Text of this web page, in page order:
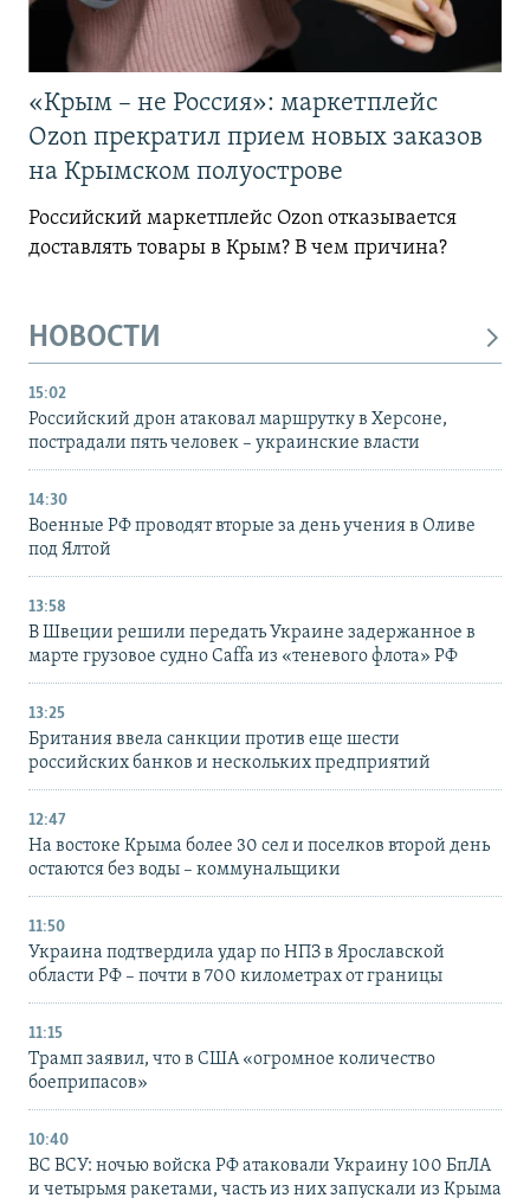
«Крым – не Россия»: маркетплейс
Ozon прекратил прием новых заказов
на Крымском полуострове
Российский маркетплейс Ozon отказывается
доставлять товары в Крым? В чем причина?
НОВОСТИ
15:02
Российский дрон атаковал маршрутку в Херсоне,
пострадали пять человек – украинские власти
14:30
Военные РФ проводят вторые за день учения в Оливе
под Ялтой
13:58
В Швеции решили передать Украине задержанное в
марте грузовое судно Caffa из «теневого флота» РФ
13:25
Британия ввела санкции против еще шести
российских банков и нескольких предприятий
12:47
На востоке Крыма более 30 сел и поселков второй день
остаются без воды – коммунальщики
11:50
Украина подтвердила удар по НПЗ в Ярославской
области РФ – почти в 700 километрах от границы
11:15
Трамп заявил, что в США «огромное количество
боеприпасов»
10:40
ВС ВСУ: ночью войска РФ атаковали Украину 100 БпЛА
и четырьмя ракетами, часть из них запускали из Крыма